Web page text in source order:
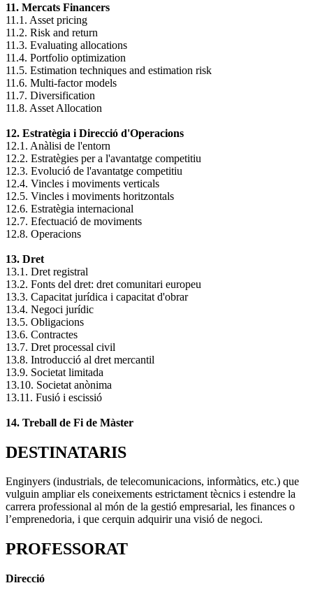
11. Mercats Financers
11.1. Asset pricing
11.2. Risk and return
11.3. Evaluating allocations
11.4. Portfolio optimization
11.5. Estimation techniques and estimation risk
11.6. Multi-factor models
11.7. Diversification
11.8. Asset Allocation
12. Estratègia i Direcció d'Operacions
12.1. Anàlisi de l'entorn
12.2. Estratègies per a l'avantatge competitiu
12.3. Evolució de l'avantatge competitiu
12.4. Vincles i moviments verticals
12.5. Vincles i moviments horitzontals
12.6. Estratègia internacional
12.7. Efectuació de moviments
12.8. Operacions
13. Dret
13.1. Dret registral
13.2. Fonts del dret: dret comunitari europeu
13.3. Capacitat jurídica i capacitat d'obrar
13.4. Negoci jurídic
13.5. Obligacions
13.6. Contractes
13.7. Dret processal civil
13.8. Introducció al dret mercantil
13.9. Societat limitada
13.10. Societat anònima
13.11. Fusió i escissió
14. Treball de Fi de Màster
DESTINATARIS
Enginyers (industrials, de telecomunicacions, informàtics, etc.) que
vulguin ampliar els coneixements estrictament tècnics i estendre la
carrera professional al món de la gestió empresarial, les finances o
l’emprenedoria, i que cerquin adquirir una visió de negoci.
PROFESSORAT
Direcció